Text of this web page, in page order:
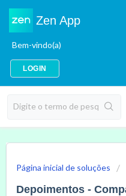
Zen App
Bem-vindo(a)
LOGIN
Página inicial de soluções
Depoimentos -